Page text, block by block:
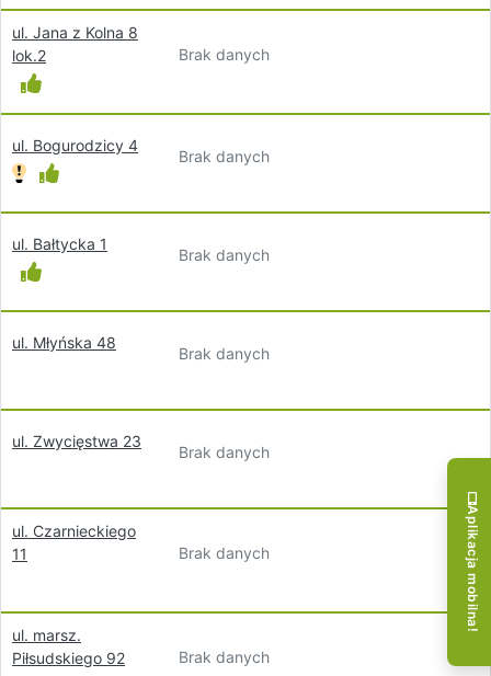
ul. Jana z Kolna 8
lok.2
Brak danych
ul. Bogurodzicy 4
Brak danych
ul. Bałtycka 1
Brak danych
ul. Młyńska 48
Brak danych
ul. Zwycięstwa 23
Brak danych
ul. Czarnieckiego
11
Brak danych
ul. marsz.
Piłsudskiego 92
Brak danych
Aplikacja mobilna!